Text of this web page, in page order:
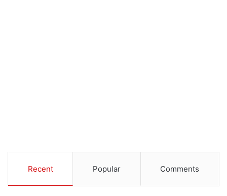
Recent Popular Comments